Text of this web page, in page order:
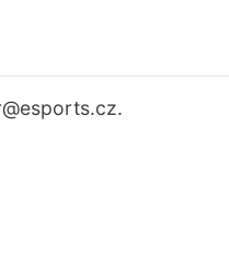
@esports.cz.